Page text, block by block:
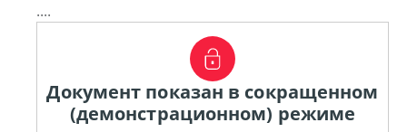
....
Документ показан в сокращенном
(демонстрационном) режиме